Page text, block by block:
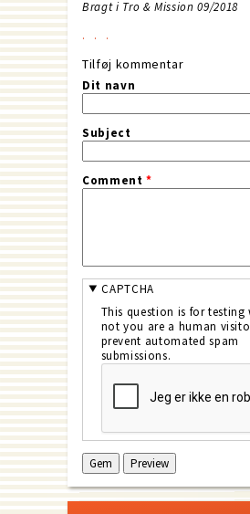
Bragt i Tro & Mission 09/2018
Tilføj kommentar
Dit navn
Subject
Comment*
CAPTCHA
This question is for testing
not you are a human
prevent automated spam
submissions.